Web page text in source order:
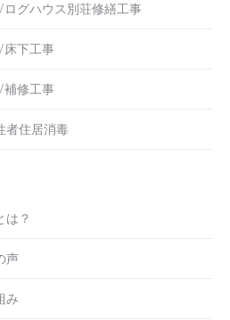
グハウス別荘修繕工事
床下工事
補修工事
者住居消毒
は？
声
み